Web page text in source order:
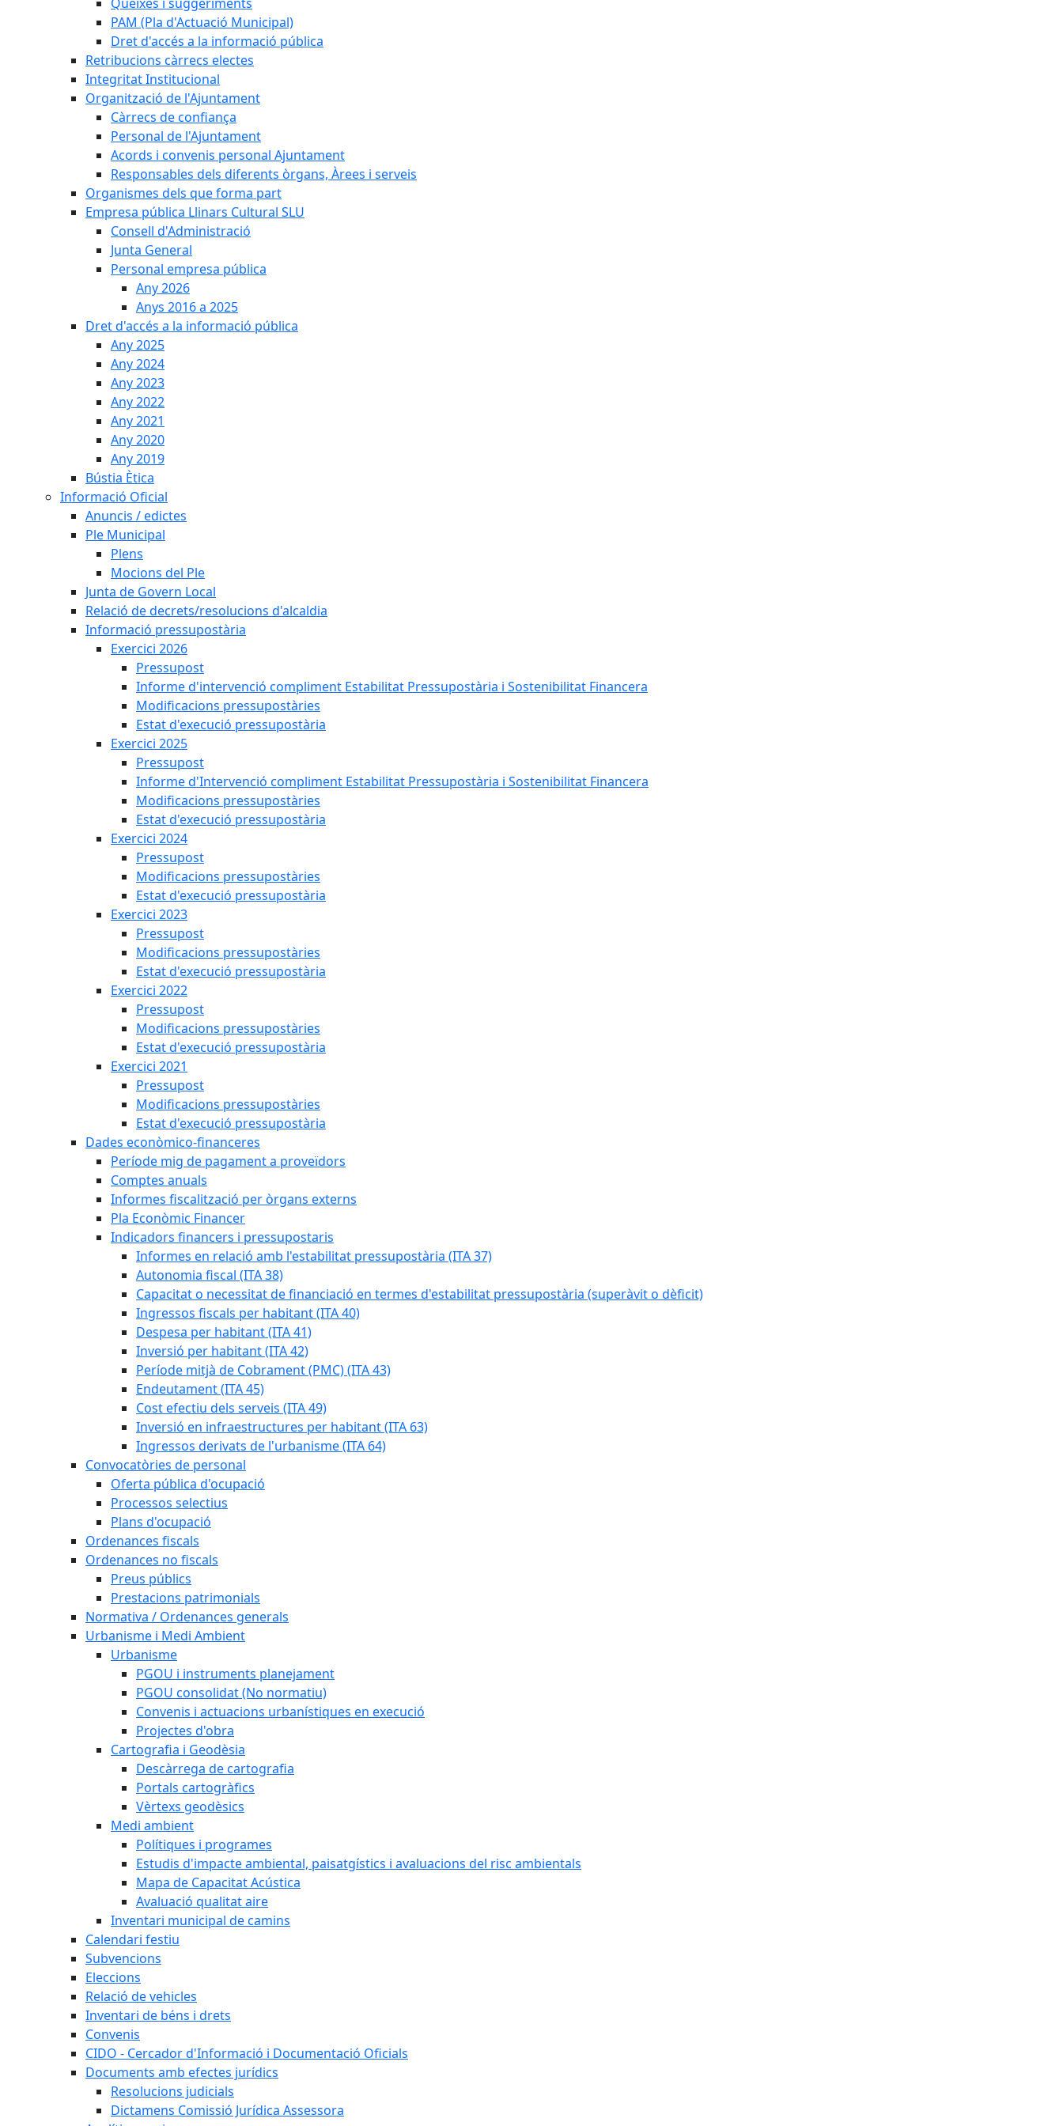
PAM (Pla d'Actuació Municipal)
Dret d'accés a la informació pública
Retribucions càrrecs electes
Integritat Institucional
Organització de l'Ajuntament
Càrrecs de confiança
Personal de l'Ajuntament
Acords i convenis personal Ajuntament
Responsables dels diferents òrgans, Àrees i serveis
Organismes dels que forma part
Empresa pública Llinars Cultural SLU
Consell d'Administració
Junta General
Personal empresa pública
Any 2026
Anys 2016 a 2025
Dret d'accés a la informació pública
Any 2025
Any 2024
Any 2023
Any 2022
Any 2021
Any 2020
Any 2019
Bústia Ètica
Informació Oficial
Anuncis / edictes
Ple Municipal
Plens
Mocions del Ple
Junta de Govern Local
Relació de decrets/resolucions d'alcaldia
Informació pressupostària
Exercici 2026
Pressupost
Informe d'intervenció compliment Estabilitat Pressupostària i Sostenibilitat Financera
Modificacions pressupostàries
Estat d'execució pressupostària
Exercici 2025
Pressupost
Informe d'Intervenció compliment Estabilitat Pressupostària i Sostenibilitat Financera
Modificacions pressupostàries
Estat d'execució pressupostària
Exercici 2024
Pressupost
Modificacions pressupostàries
Estat d'execució pressupostària
Exercici 2023
Pressupost
Modificacions pressupostàries
Estat d'execució pressupostària
Exercici 2022
Pressupost
Modificacions pressupostàries
Estat d'execució pressupostària
Exercici 2021
Pressupost
Modificacions pressupostàries
Estat d'execució pressupostària
Dades econòmico-financeres
Període mig de pagament a proveïdors
Comptes anuals
Informes fiscalització per òrgans externs
Pla Econòmic Financer
Indicadors financers i pressupostaris
Informes en relació amb l'estabilitat pressupostària (ITA 37)
Autonomia fiscal (ITA 38)
Capacitat o necessitat de financiació en termes d'estabilitat pressupostària (superàvit o dèficit)
Ingressos fiscals per habitant (ITA 40)
Despesa per habitant (ITA 41)
Inversió per habitant (ITA 42)
Període mitjà de Cobrament (PMC) (ITA 43)
Endeutament (ITA 45)
Cost efectiu dels serveis (ITA 49)
Inversió en infraestructures per habitant (ITA 63)
Ingressos derivats de l'urbanisme (ITA 64)
Convocatòries de personal
Oferta pública d'ocupació
Processos selectius
Plans d'ocupació
Ordenances fiscals
Ordenances no fiscals
Preus públics
Prestacions patrimonials
Normativa / Ordenances generals
Urbanisme i Medi Ambient
Urbanisme
PGOU i instruments planejament
PGOU consolidat (No normatiu)
Convenis i actuacions urbanístiques en execució
Projectes d'obra
Cartografia i Geodèsia
Descàrrega de cartografia
Portals cartogràfics
Vèrtexs geodèsics
Medi ambient
Polítiques i programes
Estudis d'impacte ambiental, paisatgístics i avaluacions del risc ambientals
Mapa de Capacitat Acústica
Avaluació qualitat aire
Inventari municipal de camins
Calendari festiu
Subvencions
Eleccions
Relació de vehicles
Inventari de béns i drets
Convenis
CIDO - Cercador d'Informació i Documentació Oficials
Documents amb efectes jurídics
Resolucions judicials
Dictamens Comissió Jurídica Assessora